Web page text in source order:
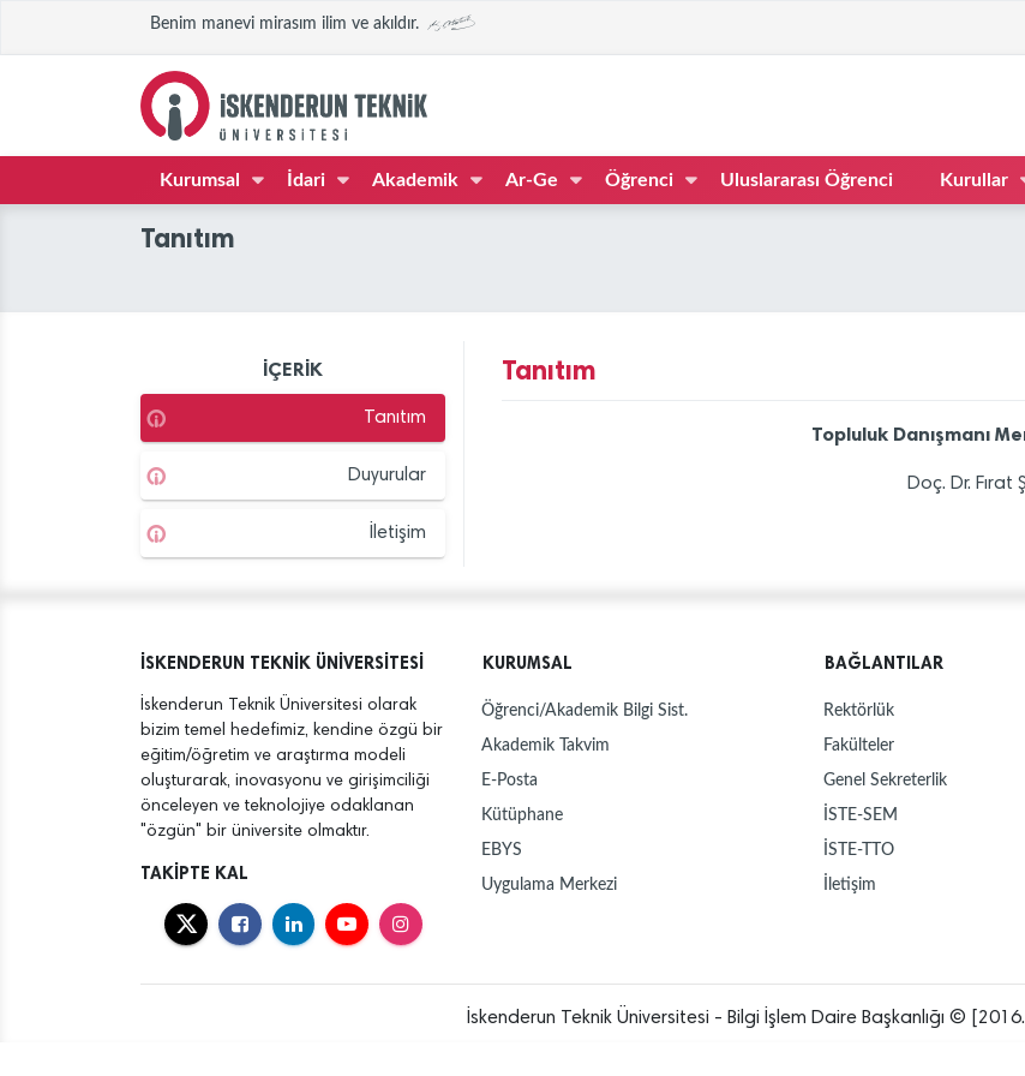
Benim manevi mirasım ilim ve akıldır.
Kurumsal İdari Akademik Ar-Ge Öğrenci Uluslararası Öğrenci Kurullar
Tanıtım
İÇERİK
Tanıtım
Duyurular
İletişim
Tanıtım
Topluluk Danışmanı
Doç. Dr. Fırat
İSKENDERUN TEKNİK ÜNİVERSİTESİ
İskenderun Teknik Üniversitesi olarak
bizim temel hedefimiz, kendine özgü bir
eğitim/öğretim ve araştırma modeli
oluşturarak, inovasyonu ve girişimciliği
önceleyen ve teknolojiye odaklanan
"özgün" bir üniversite olmaktır.
TAKİPTE KAL
KURUMSAL
Öğrenci/Akademik Bilgi Sist.
Akademik Takvim
E-Posta
Kütüphane
EBYS
Uygulama Merkezi
BAĞLANTILAR
Rektörlük
Fakülteler
Genel Sekreterlik
İSTE-SEM
İSTE-TTO
İletişim
İskenderun Teknik Üniversitesi - Bilgi İşlem Daire Başkanlığı ©